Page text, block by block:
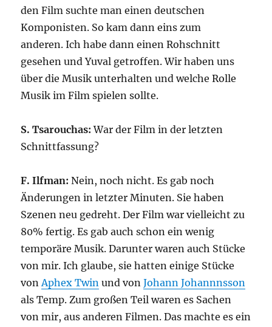
den Film suchte man einen deutschen
Komponisten. So kam dann eins zum
anderen. Ich habe dann einen Rohschnitt
gesehen und Yuval getroffen. Wir haben uns
über die Musik unterhalten und welche Rolle
Musik im Film spielen sollte.
S. Tsarouchas: War der Film in der letzten
Schnittfassung?
F. Ilfman: Nein, noch nicht. Es gab noch
Änderungen in letzter Minuten. Sie haben
Szenen neu gedreht. Der Film war vielleicht zu
80% fertig. Es gab auch schon ein wenig
temporäre Musik. Darunter waren auch Stücke
von mir. Ich glaube, sie hatten einige Stücke
vonAphex Twin und vonJohann Johannnsson
als Temp. Zum großen Teil waren es Sachen
von mir, aus anderen Filmen. Das machte es ein